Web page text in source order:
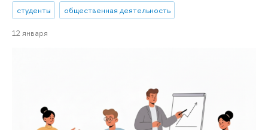
студенты общественная деятельность
12 января